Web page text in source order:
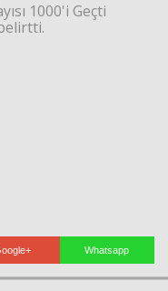
Whatsapp
VİDEO GALERİ
Haberin Doğru Adresi.